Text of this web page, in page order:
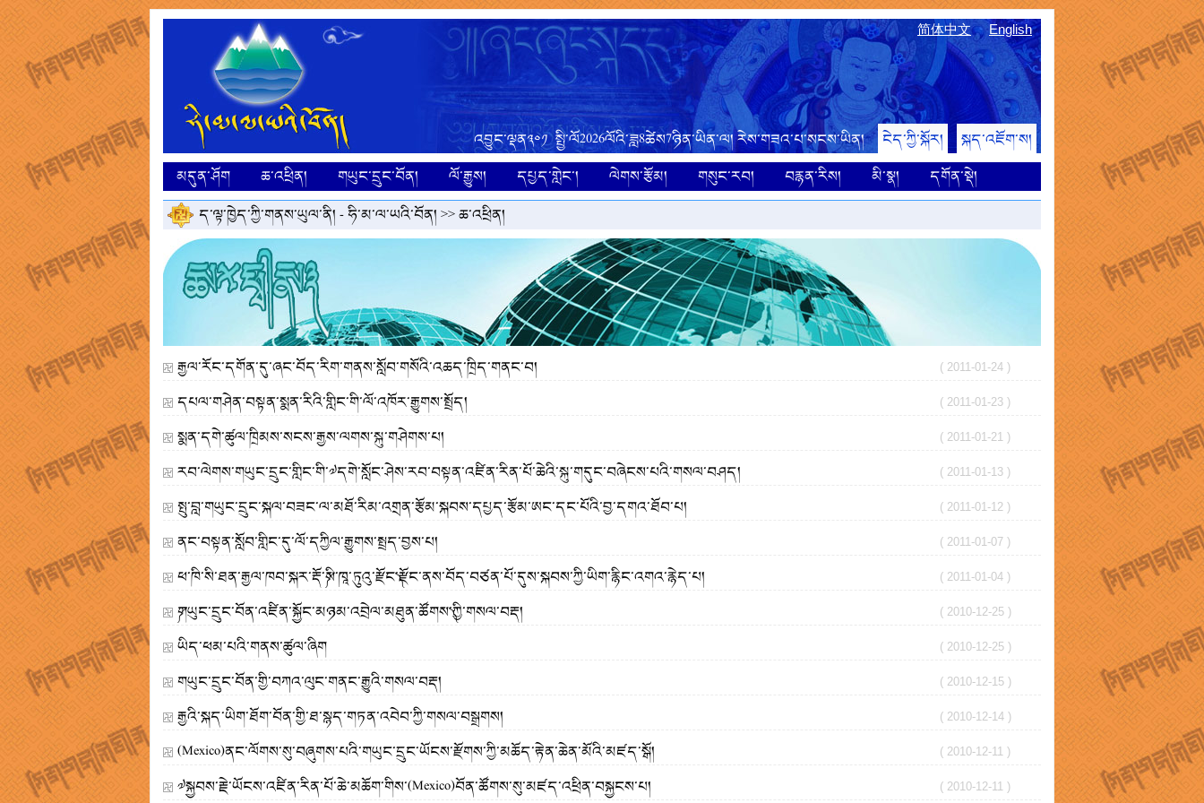
简体中文 English
འབྱུང་ལྡན༣༠༡ སྤྱི་ལོ2026ལོའི་ཟླ8ཚེས7ཉིན་ཡིན་ལ། རེས་གཟའ་པ་སངས་ཡིན། ངེད་ཀྱི་སྐོར།
སྐད་འཇོག་ས།
མདུན་ཤོག
ཆ་འཕྲིན། གཡུང་དྲུང་བོན། ལོ་རྒྱུས། དཔྱད་གླེང་། ལེགས་རྩོམ། གསུང་རབ། བརྙན་རིས། མི་སྣ།
དགོན་སྡེ།
ད་ལྟ་ཁྱེད་ཀྱི་གནས་ཡུལ་ནི། -ཧི་མ་ལ་ཡའི་བོན། >>ཆ་འཕྲིན།
རྒྱལ་རོང་དགོན་དུ་ཞང་བོད་རིག་གནས་སློབ་གསོའི་འཆད་ཁྲིད་གནང་བ། ( 2011-01-24 )
དཔལ་གཤེན་བསྟན་སྨན་རིའི་གླིང་གི་ལོ་འཁོར་རྒྱུགས་སྤྲོད། ( 2011-01-23 )
སྨན་དགེ་ཚུལ་ཁྲིམས་སངས་རྒྱས་ལགས་སྐུ་གཤེགས་པ། ( 2011-01-21 )
རབ་ལེགས་གཡུང་དྲུང་གླིང་གི་༧དགེ་སློང་ཤེས་རབ་བསྟན་འཛིན་རིན་པོ་ཆེའི་སྐུ་གདུང་བཞེངས་པའི་གསལ་བཤད། ( 2011-01-13 )
སྤུ་བླ་གཡུང་དྲུང་སྐལ་བཟང་ལ་མཐོ་རིམ་འགྲན་རྩོམ་སྐབས་དཔྱད་རྩོམ་ཨང་དང་པོའི་བྱ་དགའ་ཐོབ་པ། ( 2011-01-12 )
ནང་བསྟན་སློབ་གླིང་དུ་ལོ་དཀྱིལ་རྒྱུགས་སྤྲད་བྱས་པ། ( 2011-01-07 )
ཕ་ཁི་སི་ཐན་རྒྱལ་ཁབ་སྐར་རྡོ་༼སི་ཁཱ་ཏུའུ་རྫོང་༽རྫོང་ནས་བོད་བཙན་པོ་དུས་སྐབས་ཀྱི་ཡིག་རྙིང་འགའ་རྙེད་པ། ( 2011-01-04 )
༼གཡུང་དྲུང་བོན་འཛིན་སྐྱོང་མཉམ་འབྲེལ་མཐུན་ཚོགས་༽ཀྱི་གསལ་བརྡ། ( 2010-12-25 )
ཡིད་ཕམ་པའི་གནས་ཚུལ་ཞིག ( 2010-12-25 )
གཡུང་དྲུང་བོན་གྱི་བཀའ་ལུང་གནང་རྒྱུའི་གསལ་བརྡ། ( 2010-12-15 )
རྒྱའི་སྐད་ཡིག་ཐོག་བོན་གྱི་ཐ་སྙད་གཏན་འབེབ་ཀྱི་གསལ་བསྒྲགས། ( 2010-12-14 )
(Mexico)ནང་ལོགས་སུ་བཞུགས་པའི་གཡུང་དྲུང་ཡོངས་རྫོགས་ཀྱི་མཆོད་རྟེན་ཆེན་མོའི་མཛད་སྒོ། ( 2010-12-11 )
༧སྐྱབས་རྗེ་ཡོངས་འཛིན་རིན་པོ་ཆེ་མཆོག་གིས་(Mexico)བོན་ཚོགས་སུ་མཛད་འཕྲིན་བསྐྱངས་པ། ( 2010-12-11 )